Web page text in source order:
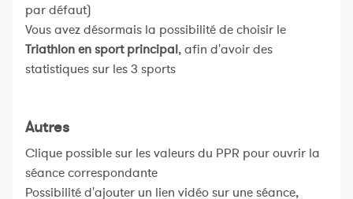
par défaut)
Vous avez désormais la possibilité de choisir le
Triathlon en sport principal, afin d'avoir des
statistiques sur les 3 sports
Autres
Clique possible sur les valeurs du PPR pour ouvrir la
séance correspondante
Possibilité d'ajouter un lien vidéo sur une séance,